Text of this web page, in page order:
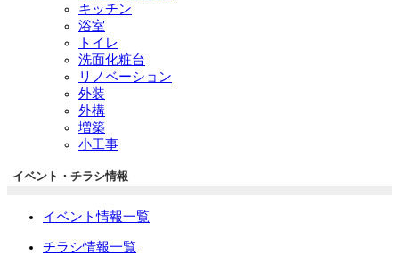
キッチン
浴室
トイレ
洗面化粧台
リノベーション
外装
外構
増築
小工事
イベント・チラシ情報
イベント情報一覧
チラシ情報一覧